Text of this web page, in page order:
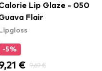
Lip Glaze - 050
Flair
-5%
€ 9,69 €